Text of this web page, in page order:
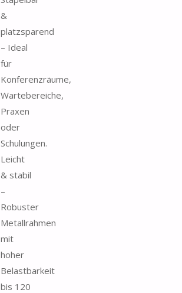
&
platzsparend
– Ideal
für
Konferenzräume,
Wartebereiche,
Praxen
oder
Schulungen.
Leicht
& stabil
–
Robuster
Metallrahmen
mit
hoher
Belastbarkeit
bis 120